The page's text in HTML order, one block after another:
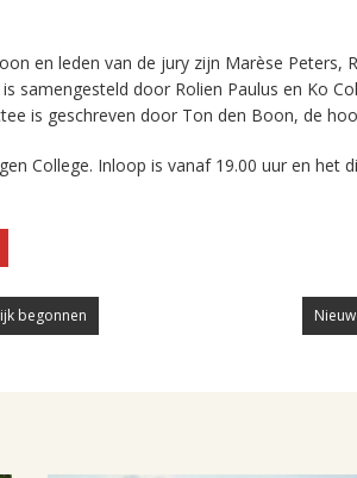
en leden van de jury zijn Marèse Peters,
samengesteld door Rolien Paulus en Ko
is geschreven door Ton den Boon, de
College. Inloop is vanaf 19.00 uur en het
begonnen